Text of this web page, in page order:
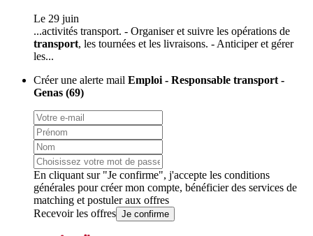
Le 29 juin
...activités transport. - Organiser et suivre les opérations de
transport, les tournées et les livraisons. - Anticiper et gérer
les...
Créer une alerte mail Emploi - Responsable transport -
Genas (69)
En cliquant sur "Je confirme", j'accepte les conditions
générales pour créer mon compte, bénéficier des services de
matching et postuler aux offres
Recevoir les offres Je confirme